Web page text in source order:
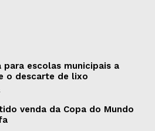
para escolas municipais a
o descarte de lixo
venda da Copa do Mundo